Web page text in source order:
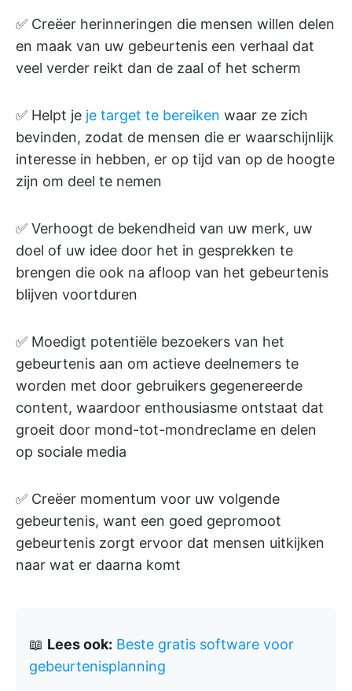
✅ Creëer herinneringen die mensen willen delen
en maak van uw gebeurtenis een verhaal dat
veel verder reikt dan de zaal of het scherm
✅ Helpt je je target te bereiken waar ze zich
bevinden, zodat de mensen die er waarschijnlijk
interesse in hebben, er op tijd van op de hoogte
zijn om deel te nemen
✅ Verhoogt de bekendheid van uw merk, uw
doel of uw idee door het in gesprekken te
brengen die ook na afloop van het gebeurtenis
blijven voortduren
✅ Moedigt potentiële bezoekers van het
gebeurtenis aan om actieve deelnemers te
worden met door gebruikers gegenereerde
content, waardoor enthousiasme ontstaat dat
groeit door mond-tot-mondreclame en delen
op sociale media
✅ Creëer momentum voor uw volgende
gebeurtenis, want een goed gepromoot
gebeurtenis zorgt ervoor dat mensen uitkijken
naar wat er daarna komt
📖 Lees ook: Beste gratis software voor
gebeurtenisplanning